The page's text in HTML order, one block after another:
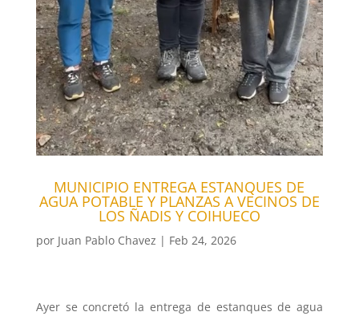
MUNICIPIO ENTREGA ESTANQUES DE
AGUA POTABLE Y PLANZAS A VECINOS DE
LOS ÑADIS Y COIHUECO
por Juan Pablo Chavez | Feb 24, 2026
Ayer se concretó la entrega de estanques de agua